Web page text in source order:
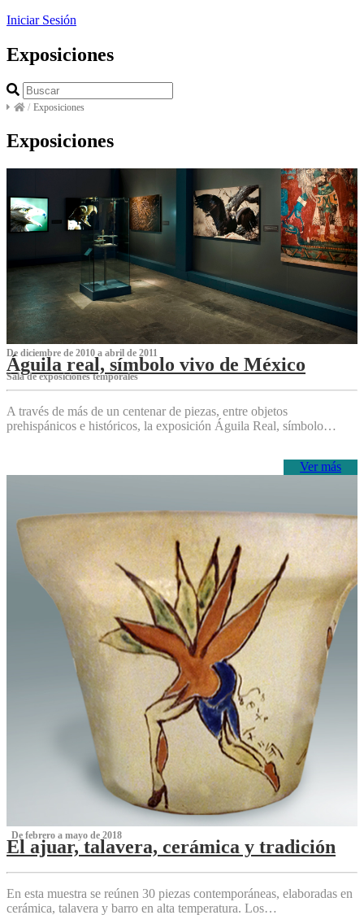
Iniciar Sesión
Exposiciones
/ Exposiciones
Exposiciones
De diciembre de 2010 a abril de 2011
Águila real, símbolo vivo de México
Sala de exposiciones temporales
A través de más de un centenar de piezas, entre objetos
prehispánicos e históricos, la exposición Águila Real, símbolo…
Ver más
‌ De febrero a mayo de 2018
El ajuar, talavera, cerámica y tradición
‌
En esta muestra se reúnen 30 piezas contemporáneas, elaboradas en
cerámica, talavera y barro en alta temperatura. Los…